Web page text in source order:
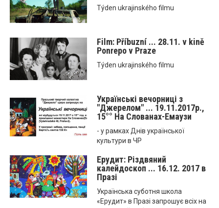
Týden ukrajinského filmu
Film: Příbuzní ... 28.11. v kině
Ponrepo v Praze
Týden ukrajinského filmu
Українські вечорниці з
"Джерелом" ... 19.11.2017р.,
15°° На Слованах-Емаузи
- у рамках Днів української
культури в ЧР
Ерудит: Різдвяний
калейдоскоп ... 16.12. 2017 в
Празі
Українська суботня школа
«Ерудит» в Празі запрошує всіх на